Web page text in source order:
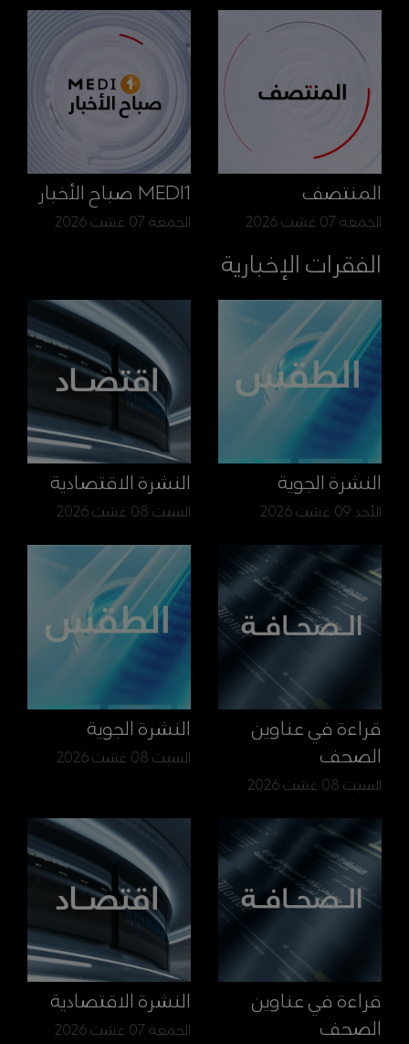
المنتصف
الجمعة 07 غشت 2026
MEDI1 صباح الأخبار
الجمعة 07 غشت 2026
الفقرات الإخبارية
النشرة الجوية
الأحد 09 غشت 2026
النشرة الاقتصادية
السبت 08 غشت 2026
قراءة في عناوين
الصحف
السبت 08 غشت 2026
النشرة الجوية
السبت 08 غشت 2026
قراءة في عناوين
الصحف
النشرة الاقتصادية
الجمعة 07 غشت 2026